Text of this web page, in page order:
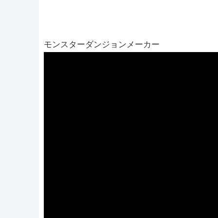
モンスターダンジョンメーカー